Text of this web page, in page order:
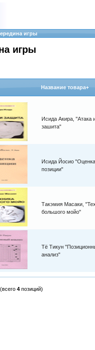
игры
игры
Название товара+
Исида Акира, "Атака
зашита"
Исида Йосио "Оценка
позиции"
Такэмия Масаки,
большого мойо"
Тё Тикун
анализ"
(всего 4 позиций)